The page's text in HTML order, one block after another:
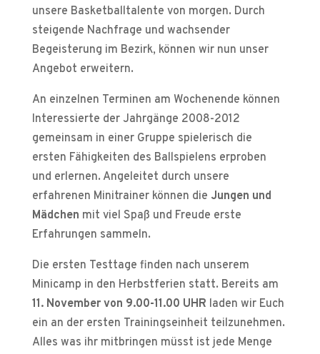
unsere Basketballtalente von morgen. Durch
steigende Nachfrage und wachsender
Begeisterung im Bezirk, können wir nun unser
Angebot erweitern.
An einzelnen Terminen am Wochenende können
Interessierte der Jahrgänge 2008-2012
gemeinsam in einer Gruppe spielerisch die
ersten Fähigkeiten des Ballspielens erproben
und erlernen. Angeleitet durch unsere
erfahrenen Minitrainer können die Jungen und
Mädchen mit viel Spaß und Freude erste
Erfahrungen sammeln.
Die ersten Testtage finden nach unserem
Minicamp in den Herbstferien statt. Bereits am
11. November von 9.00-11.00 UHR laden wir Euch
ein an der ersten Trainingseinheit teilzunehmen.
Alles was ihr mitbringen müsst ist jede Menge